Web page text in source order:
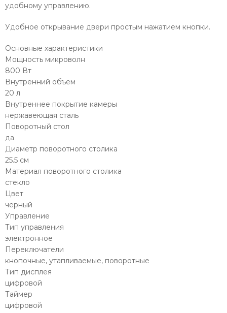
удобному управлению.
Удобное открывание двери простым нажатием кнопки.
Основные характеристики
Мощность микроволн
800 Вт
Внутренний объем
20 л
Внутреннее покрытие камеры
нержавеющая сталь
Поворотный стол
да
Диаметр поворотного столика
25.5 см
Материал поворотного столика
стекло
Цвет
черный
Управление
Тип управления
электронное
Переключатели
кнопочные, утапливаемые, поворотные
Тип дисплея
цифровой
Таймер
цифровой